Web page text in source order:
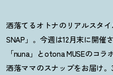
洒落てるオトナのリアルスタイ
SNAP」。今週は12月末に開催
「nuna」とotona MUSEのコ
洒落ママのスナップをお届け。